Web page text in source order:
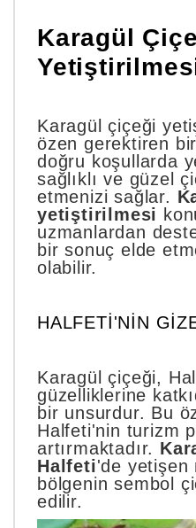
Karagül
Karagül çiçeği
özen gerektiren
doğru koşullarda
sağlıklı ve güzel
etmenizi sağlar.
yetiştirilmesi
uzmanlardan
bir sonuç elde
olabilir.
HALFETI'NIN
Karagül çiçeği,
güzelliklerine
bir unsurdur. Bu
Halfeti'nin turizm
artırmaktadır.
Halfeti'de yetişen
bölgenin sembol
edilir.